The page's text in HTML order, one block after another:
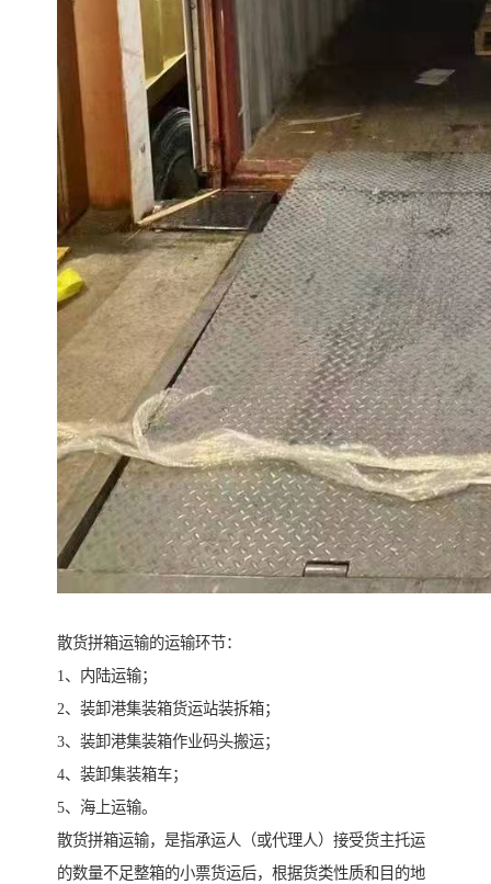
散货拼箱运输的运输环节：
1、内陆运输；
2、装卸港集装箱货运站装拆箱；
3、装卸港集装箱作业码头搬运；
4、装卸集装箱车；
5、海上运输。
散货拼箱运输，是指承运人（或代理人）接受货主托运
的数量不足整箱的小票货运后，根据货类性质和目的地